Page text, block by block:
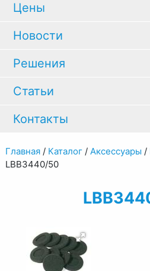
Цены
Новости
Решения
Статьи
Контакты
Главная/ Каталог/ Аксессуары /
LBB3440/50